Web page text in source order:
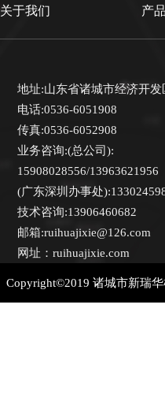
关于我们 产
地址:山东省诸城市经济开
电话:0536-6051908
传真:0536-6052908
业务咨询:(总公司):
15908028556/13963621956
(广东深圳办事处
技术咨询:13906460682
邮箱:ruihuajixie@126.com
网址：ruihuajixie.com
Copyright©2019 诸城市新瑞